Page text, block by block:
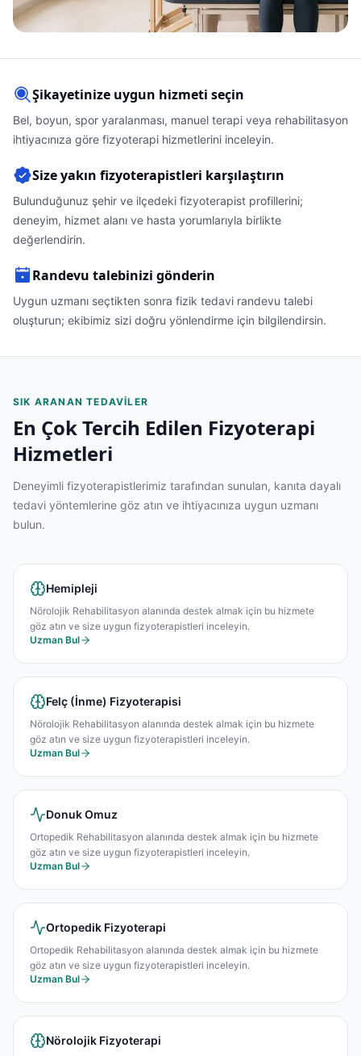
Şikayetinize uygun hizmeti seçin
Bel, boyun, spor yaralanması, manuel terapi veya rehabilitasyon
ihtiyacınıza göre fizyoterapi hizmetlerini inceleyin.
Size yakın fizyoterapistleri karşılaştırın
Bulunduğunuz şehir ve ilçedeki fizyoterapist profillerini;
deneyim, hizmet alanı ve hasta yorumlarıyla birlikte
değerlendirin.
Randevu talebinizi gönderin
Uygun uzmanı seçtikten sonra fizik tedavi randevu talebi
oluşturun; ekibimiz sizi doğru yönlendirme için bilgilendirsin.
SIK ARANAN TEDAVILER
En Çok Tercih Edilen Fizyoterapi
Hizmetleri
Deneyimli fizyoterapistlerimiz tarafından sunulan, kanıta dayalı
tedavi yöntemlerine göz atın ve ihtiyacınıza uygun uzmanı
bulun.
Hemipleji
Nörolojik Rehabilitasyon alanında destek almak için bu hizmete
göz atın ve size uygun fizyoterapistleri inceleyin.
Uzman Bul
Felç (İnme) Fizyoterapisi
Nörolojik Rehabilitasyon alanında destek almak için bu hizmete
göz atın ve size uygun fizyoterapistleri inceleyin.
Uzman Bul
Donuk Omuz
Ortopedik Rehabilitasyon alanında destek almak için bu hizmete
göz atın ve size uygun fizyoterapistleri inceleyin.
Uzman Bul
Ortopedik Fizyoterapi
Ortopedik Rehabilitasyon alanında destek almak için bu hizmete
göz atın ve size uygun fizyoterapistleri inceleyin.
Uzman Bul
Nörolojik Fizyoterapi